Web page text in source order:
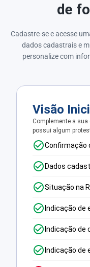
de
Cadastre-se e acesse
dados cadastrais e
personalize com
Visão
Complemente a
possui algum
Confirmação
Dados
Situação na
Indicação
Indicação
Indicação de